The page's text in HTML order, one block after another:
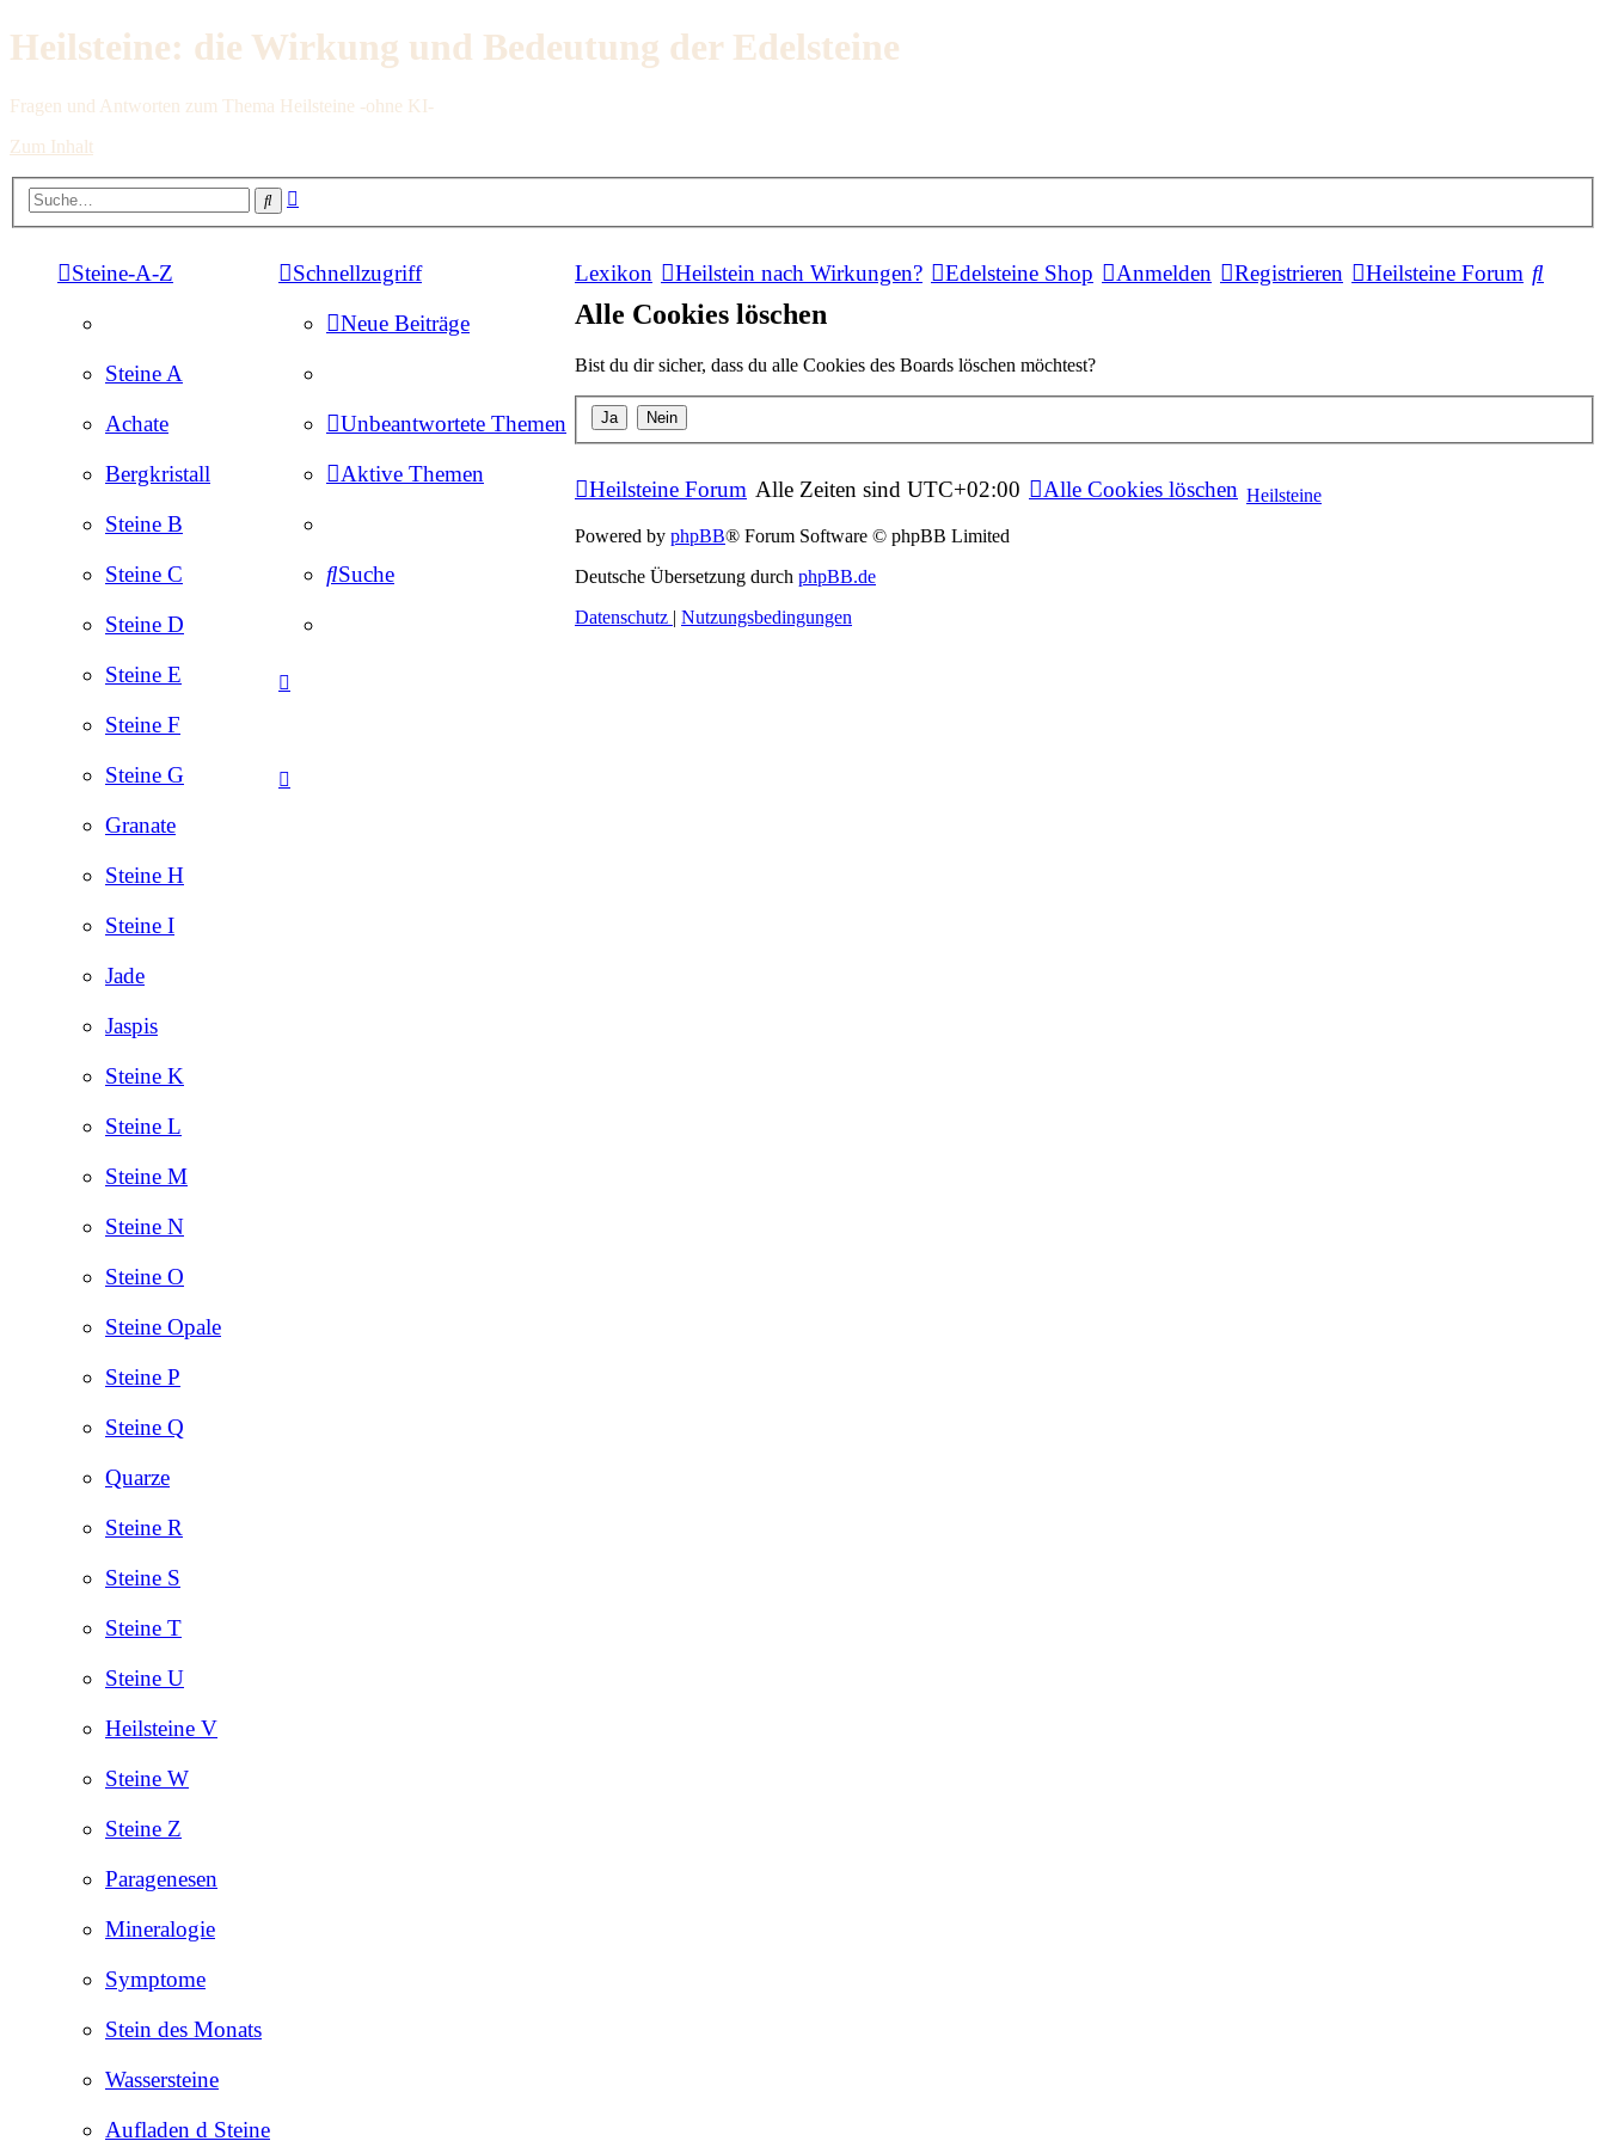
Heilsteine: die Wirkung und Bedeutung der Edelsteine
Fragen und Antworten zum Thema Heilsteine -ohne KI-
Zum Inhalt
Suche
Steine-A-Z
Steine A
Achate
Bergkristall
Steine B
Steine C
Steine D
Steine E
Steine F
Steine G
Granate
Steine H
Steine I
Jade
Jaspis
Steine K
Steine L
Steine M
Steine N
Steine O
Steine Opale
Steine P
Steine Q
Quarze
Steine R
Steine S
Steine T
Steine U
Heilsteine V
Steine W
Steine Z
Paragenesen
Mineralogie
Symptome
Stein des Monats
Wassersteine
Aufladen d Steine
Schnellzugriff
Neue Beiträge
Unbeantwortete Themen
Aktive Themen
Suche
Lexikon Heilstein nach Wirkungen? Edelsteine Shop Anmelden Registrieren Heilsteine Forum
Alle Cookies löschen
Bist du dir sicher, dass du alle Cookies des Boards löschen möchtest?
Heilsteine Forum Alle Zeiten sind UTC+02:00 Alle Cookies löschen Heilsteine
Powered by phpBB® Forum Software © phpBB Limited
Deutsche Übersetzung durch phpBB.de
Datenschutz | Nutzungsbedingungen